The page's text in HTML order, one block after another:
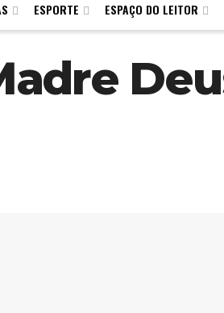
ESPORTE ESPAÇO DO LEITOR